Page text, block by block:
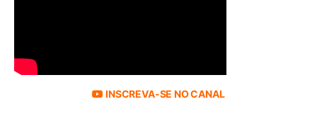
INSCREVA-SE NO CANAL